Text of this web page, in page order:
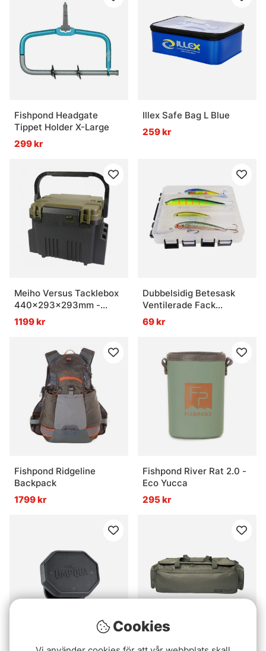
Fishpond Headgate
Tippet Holder X-Large
299 kr
Illex Safe Bag L Blue
259 kr
Meiho Versus Tacklebox
440x293x293mm -
Green
1199 kr
Dubbelsidig Betesask
Ventilerade Fack
205x170x48mm
69 kr
Fishpond Ridgeline
Backpack
1799 kr
Fishpond River Rat 2.0 -
Eco Yucca
295 kr
Cookies